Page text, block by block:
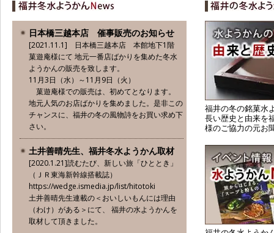
福井の冬の銘菓水
長い歴史と由来を
様のご協力の元お
日本橋三越本店 催事販売のお知らせ
[2021.11.1] 日本橋三越本店 本館地下1階
菓遊庵様にて 地元一番店ばかりを集めた冬水
ようかんの販売を致します。
11月3日（水）～11月9日（火）
菓遊庵様での販売は、初めてとなります。
地元人気のお店ばかりを集めました。是非この
チャンスに、福井の冬の風物詩をお買い求め下
さい。
土井善晴先生、福井冬水ようかん取材
[2020.1.21]読むたび、新しい旅「ひととき」
（ＪＲ東海新幹線搭載誌）
https://wedge.ismedia.jp/list/hitotoki
土井善晴先生連載の＜おいしいもんには理由
（わけ）がある＞にて、 福井の水ようかんを
取材して頂きました。